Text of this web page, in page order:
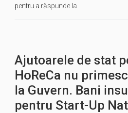
pentru a răspunde la…
Ajutoarele de stat
HoReCa nu
la Guvern. Bani
pentru Start-Up